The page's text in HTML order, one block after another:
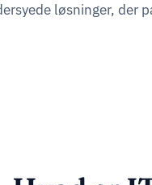
løsninger, der